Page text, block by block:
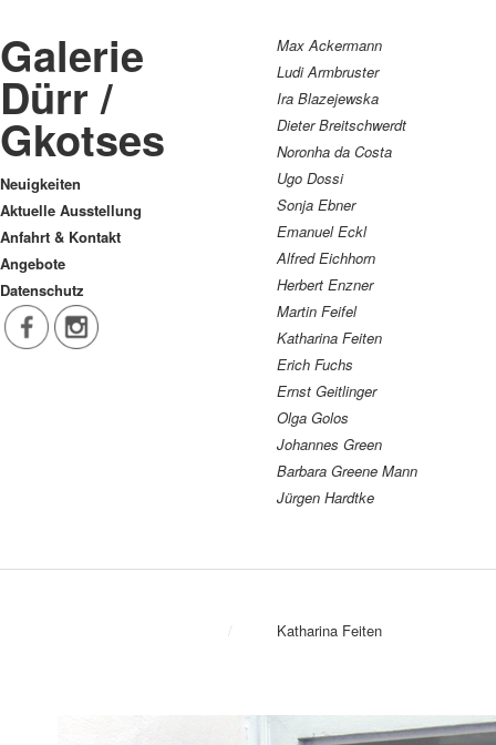
Galerie
Dürr /
Gkotses
Neuigkeiten
Aktuelle Ausstellung
Anfahrt & Kontakt
Angebote
Datenschutz
Max Ackermann
Ludi Armbruster
Ira Blazejewska
Dieter Breitschwerdt
Noronha da Costa
Ugo Dossi
Sonja Ebner
Emanuel Eckl
Alfred Eichhorn
Herbert Enzner
Martin Feifel
Katharina Feiten
Erich Fuchs
Ernst Geitlinger
Olga Golos
Johannes Green
Barbara Greene Mann
Jürgen Hardtke
/ Katharina Feiten